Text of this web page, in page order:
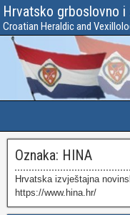
Hrvatsko grboslovno
Croatian Heraldic and
Oznaka: HINA
Hrvatska izvještajna
https://www.hina.hr/